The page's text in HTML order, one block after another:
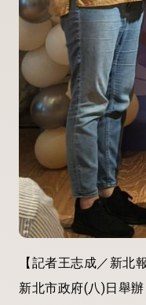
【記者王志成／新北
新北市政府(八)日舉